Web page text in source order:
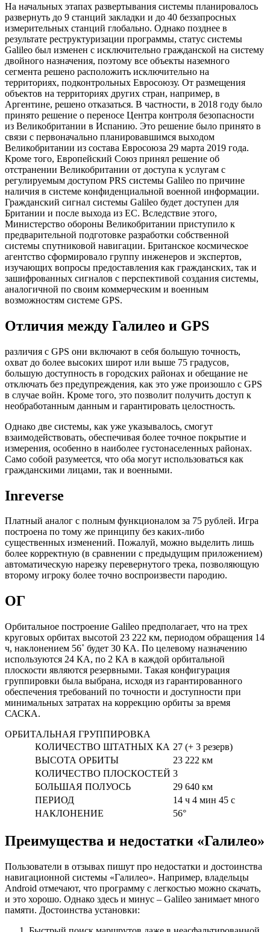
На начальных этапах развертывания системы планировалось
развернуть до 9 станций закладки и до 40 беззапросных
измерительных станций глобально. Однако позднее в
результате реструктуризации программы, статус системы
Galileo был изменен с исключительно гражданской на систему
двойного назначения, поэтому все объекты наземного
сегмента решено расположить исключительно на
территориях, подконтрольных Евросоюзу. От размещения
объектов на территориях других стран, например, в
Аргентине, решено отказаться. В частности, в 2018 году было
принято решение о переносе Центра контроля безопасности
из Великобритании в Испанию. Это решение было принято в
связи с первоначально планировавшимся выходом
Великобритании из состава Евросоюза 29 марта 2019 года.
Кроме того, Европейский Союз принял решение об
отстранении Великобритании от доступа к услугам с
регулируемым доступом PRS системы Galileo по причине
наличия в системе конфиденциальной военной информации.
Гражданский сигнал системы Galileo будет доступен для
Британии и после выхода из ЕС. Вследствие этого,
Министерство обороны Великобритании приступило к
предварительной подготовке разработки собственной
системы спутниковой навигации. Британское космическое
агентство сформировало группу инженеров и экспертов,
изучающих вопросы предоставления как гражданских, так и
зашифрованных сигналов с перспективой создания системы,
аналогичной по своим коммерческим и военным
возможностям системе GPS.
Отличия между Галилео и GPS
различия с GPS они включают в себя большую точность,
охват до более высоких широт или выше 75 градусов,
большую доступность в городских районах и обещание не
отключать без предупреждения, как это уже произошло с GPS
в случае войн. Кроме того, это позволит получить доступ к
необработанным данным и гарантировать целостность.
Однако две системы, как уже указывалось, смогут
взаимодействовать, обеспечивая более точное покрытие и
измерения, особенно в наиболее густонаселенных районах.
Само собой разумеется, что оба могут использоваться как
гражданскими лицами, так и военными.
Inreverse
Платный аналог с полным функционалом за 75 рублей. Игра
построена по тому же принципу без каких-либо
существенных изменений. Пожалуй, можно выделить лишь
более корректную (в сравнении с предыдущим приложением)
автоматическую нарезку перевернутого трека, позволяющую
второму игроку более точно воспроизвести пародию.
ОГ
Орбитальное построение Galileo предполагает, что на трех
круговых орбитах высотой 23 222 км, периодом обращения 14
ч, наклонением 56˚ будет 30 КА. По целевому назначению
используются 24 КА, по 2 КА в каждой орбитальной
плоскости являются резервными. Такая конфигурация
группировки была выбрана, исходя из гарантированного
обеспечения требований по точности и доступности при
минимальных затратах на коррекцию орбиты за время
САСКА.
ОРБИТАЛЬНАЯ ГРУППИРОВКА
КОЛИЧЕСТВО ШТАТНЫХ КА 27 (+ 3 резерв)
ВЫСОТА ОРБИТЫ
23 222 км
КОЛИЧЕСТВО ПЛОСКОСТЕЙ 3
БОЛЬШАЯ ПОЛУОСЬ
29 640 км
ПЕРИОД
14 ч 4 мин 45 с
НАКЛОНЕНИЕ
56°
Преимущества и недостатки «Галилео»
Пользователи в отзывах пишут про недостатки и достоинства
навигационной системы «Галилео». Например, владельцы
Android отмечают, что программу с легкостью можно скачать,
и это хорошо. Однако здесь и минус – Galileo занимает много
памяти. Достоинства установки: